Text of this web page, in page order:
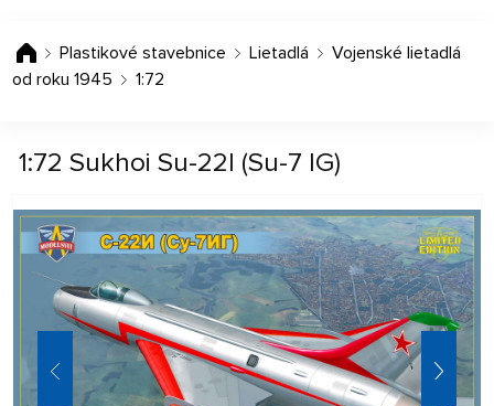
Plastikové stavebnice Lietadlá
Vojenské lietadlá
od roku 1945
1:72
1:72 Sukhoi Su-22I (Su-7 IG)